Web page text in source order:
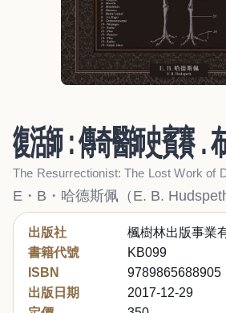
復活師：傳奇醫師史賓賽．
The Resurrectionist: The Lost Work of
E・B・哈德斯佩（E. B. Hudspeth
出版社
楓樹林出版事業
書籍代號
KB099
ISBN
9789865688905
出版日期
2017-12-29